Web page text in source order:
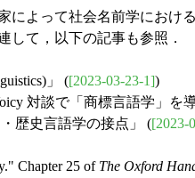
よって社会名前学におけ
て，以下の記事も参照．
」 ([2023-03-23-1])
対談で「商標言語学」を
歴史言語学の接点」 ([2023-
Chapter 25 of The Oxford